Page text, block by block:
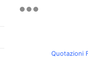
6 LUGLIO 2026
Quotazioni